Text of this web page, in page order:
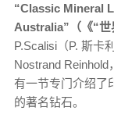
“Classic Mineral
Australia”（《“
P.Scalisi（P. 斯卡
Nostrand
有一节专门介绍了
的著名钻石。